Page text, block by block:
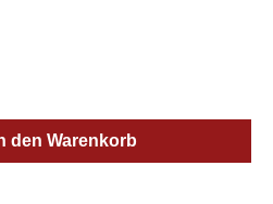
Wert ein
den Warenkorb